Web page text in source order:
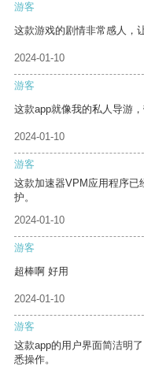
游客
这款游戏的剧情非常感人，
2024-01-10
游客
这款app就像我的私人导游
2024-01-10
游客
这款加速器VPM应用程序已
护。
2024-01-10
游客
超棒啊 好用
2024-01-10
游客
这款app的用户界面简洁明
悉操作。